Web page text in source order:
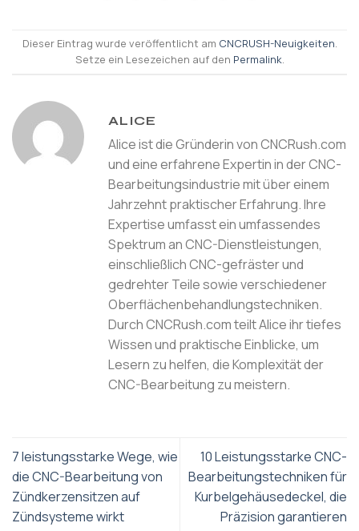
Dieser Eintrag wurde veröffentlicht am CNCRUSH-Neuigkeiten.
Setze ein Lesezeichen auf den Permalink.
ALICE
Alice ist die Gründerin von CNCRush.com
und eine erfahrene Expertin in der CNC-
Bearbeitungsindustrie mit über einem
Jahrzehnt praktischer Erfahrung. Ihre
Expertise umfasst ein umfassendes
Spektrum an CNC-Dienstleistungen,
einschließlich CNC-gefräster und
gedrehter Teile sowie verschiedener
Oberflächenbehandlungstechniken.
Durch CNCRush.com teilt Alice ihr tiefes
Wissen und praktische Einblicke, um
Lesern zu helfen, die Komplexität der
CNC-Bearbeitung zu meistern.
7 leistungsstarke Wege, wie
die CNC-Bearbeitung von
Zündkerzensitzen auf
Zündsysteme wirkt
10 Leistungsstarke CNC-
Bearbeitungstechniken für
Kurbelgehäusedeckel, die
Präzision garantieren